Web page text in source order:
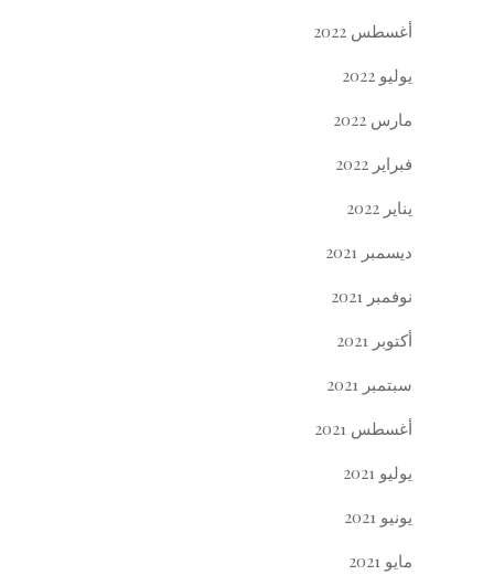
أغسطس 2022
يوليو 2022
مارس 2022
فبراير 2022
يناير 2022
ديسمبر 2021
نوفمبر 2021
أكتوبر 2021
سبتمبر 2021
أغسطس 2021
يوليو 2021
يونيو 2021
مايو 2021